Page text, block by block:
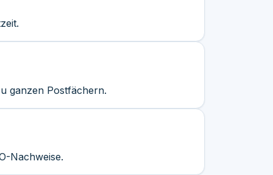
ganzen Postfächern.
Nachweise.